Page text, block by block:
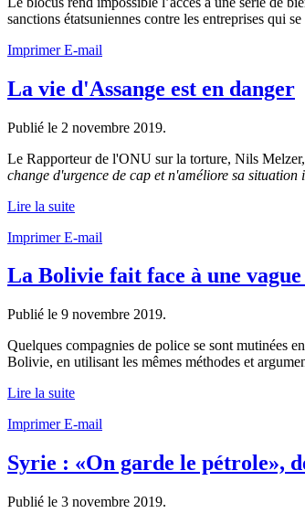
sanctions étatsuniennes contre les entreprises qui
ImprimerE-mail
La vie d'Assange est en danger
Publié le 2 novembre 2019.
Le Rapporteur de l'ONU sur la torture, Nils
change d'urgence de cap et n'améliore sa
Lire la suite
ImprimerE-mail
La Bolivie fait face à une vague
Publié le 9 novembre 2019.
Quelques compagnies de police se sont mutinées
Bolivie, en utilisant les mêmes méthodes et
Lire la suite
ImprimerE-mail
Syrie : «On garde le pétrole»,
Publié le 3 novembre 2019.